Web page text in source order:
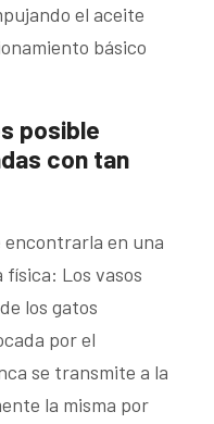
el aceite
básico
posible
con tan
encontrarla en una
física: Los vasos
los gatos
por el
se transmite a la
la misma por